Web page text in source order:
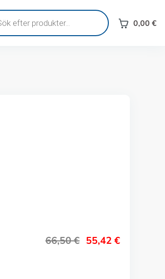
0,00 €
66,50€ 55,42 €